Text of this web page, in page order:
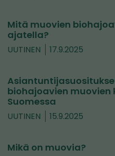
Mitä muovien
ajatella?
UUTINEN 17.9.2025
biohajoavien
Suomessa
UUTINEN 15.9.2025
Mikä on muovia?